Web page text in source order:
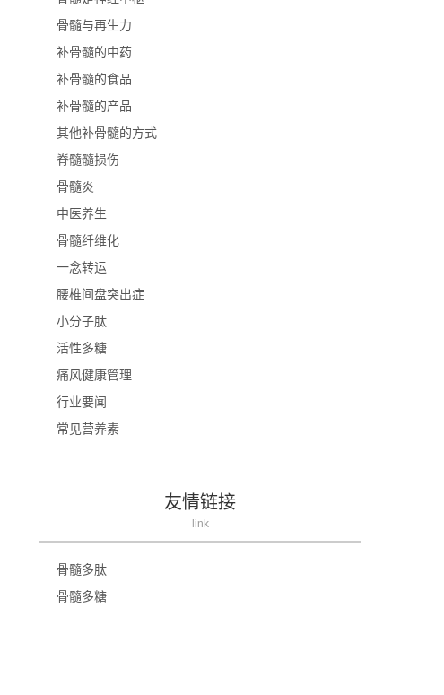
骨髓与再生力
补骨髓的中药
补骨髓的食品
补骨髓的产品
其他补骨髓的方式
脊髓髓损伤
骨髓炎
中医养生
骨髓纤维化
一念转运
腰椎间盘突出症
小分子肽
活性多糖
痛风健康管理
行业要闻
常见营养素
友情链接
link
骨髓多肽
骨髓多糖